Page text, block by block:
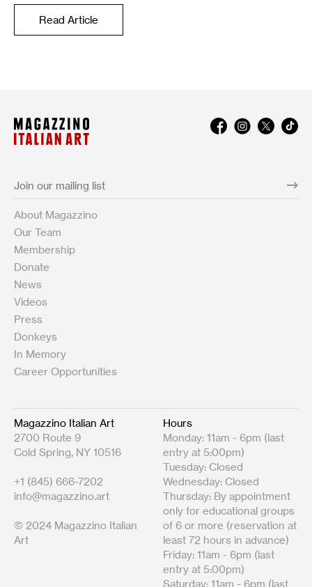
Read Article
About Magazzino
Our Team
Membership
Donate
News
Videos
Press
Donkeys
In Memory
Career Opportunities
Magazzino Italian Art
2700 Route 9
Cold Spring, NY 10516
+1 (845) 666-7202
info@magazzino.art
© 2024 Magazzino Italian
Art
Hours
Monday: 11am - 6pm (last
entry at 5:00pm)
Tuesday: Closed
Wednesday: Closed
Thursday: By appointment
only for educational groups
of 6 or more (reservation at
least 72 hours in advance)
Friday: 11am - 6pm (last
entry at 5:00pm)
Saturday: 11am - 6pm (last